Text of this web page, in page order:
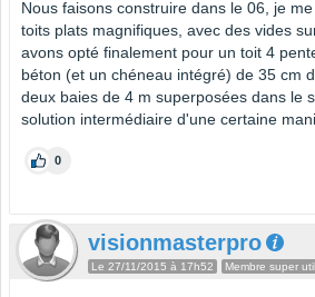
Nous faisons construire dans le 06, je
toits plats magnifiques, avec des vides
avons opté finalement pour un toit 4
béton (et un chéneau intégré) de 35 cm
deux baies de 4 m superposées dans le
solution intermédiaire d'une certaine
0
visionmasterpro
Le 27/11/2015 à 17h52 Membre super